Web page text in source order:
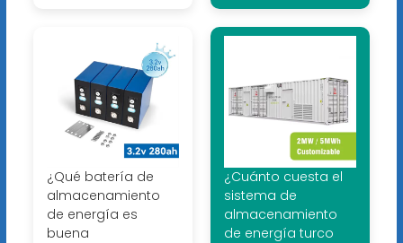
¿Qué batería de
almacenamiento
de energía es
buena
¿Cuánto cuesta el
sistema de
almacenamiento
de energía turco